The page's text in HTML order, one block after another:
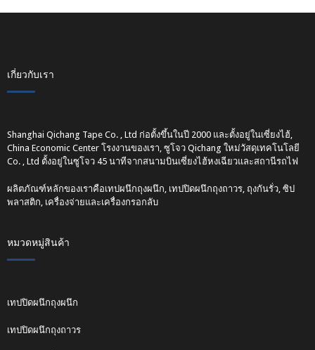
เกี่ยวกับเรา
Shanghai Qichang Tape Co. , Ltd ก่อตั้งขึ้นในปี 2000 และตั้งอยู่ในเซี่ยงไฮ้,
China Economic Center โรงงานของเรา, ซูโจว Qichang ใหม่วัสดุเทคโนโลยี
Co. , Ltd ตั้งอยู่ในซูโจว 45 นาทีจากสนามบินเซี่ยงไฮ้หงเฉียวและสถานีรถไฟ
ผลิตภัณฑ์หลักของเราคือเทปผนึกถุงผนึก, เทปปิดผนึกถุงถาวร, ถุงกันรั่ว, ซิป
พลาสติก, เครื่องจ่ายและเครื่องกรอกลับ
หมวดหมู่สินค้า
เทปปิดผนึกถุงผนึก
เทปปิดผนึกถุงถาวร